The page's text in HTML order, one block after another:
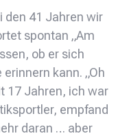
den 41 Jahren wir
spontan „Am
ob er sich
kann. „Oh
17 Jahren, ich war
empfand
daran … aber